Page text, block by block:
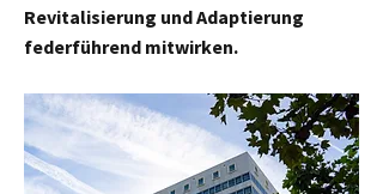
Revitalisierung und Adaptierung
federführend mitwirken.